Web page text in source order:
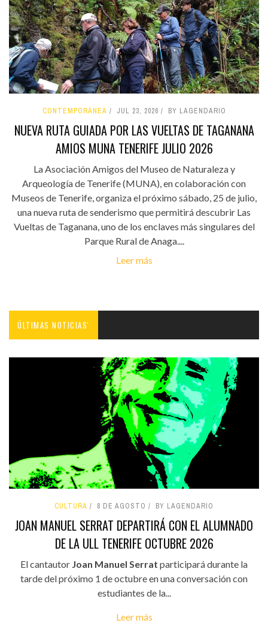
CONTEMPORÁNEA JUL 23, 2026 BY LAGENDARIO
NUEVA RUTA GUIADA POR LAS VUELTAS DE TAGANANA
AMIOS MUNA TENERIFE JULIO 2026
La Asociación Amigos del Museo de Naturaleza y
Arqueología de Tenerife (MUNA), en colaboración con
Museos de Tenerife, organiza el próximo sábado, 25 de julio,
una nueva ruta de senderismo que permitirá descubrir Las
Vueltas de Taganana, uno de los enclaves más singulares del
Parque Rural de Anaga....
Leer más
ÚLTIMAS NOTICIAS'
CULTURA 8 DE AGOSTO BY LAGENDARIO
JOAN MANUEL SERRAT DEPARTIRÁ CON EL ALUMNADO
DE LA ULL TENERIFE OCTUBRE 2026
El cantautor Joan Manuel Serrat participará durante la
tarde del próximo 1 de octubre en una conversación con
estudiantes de la...
Leer más